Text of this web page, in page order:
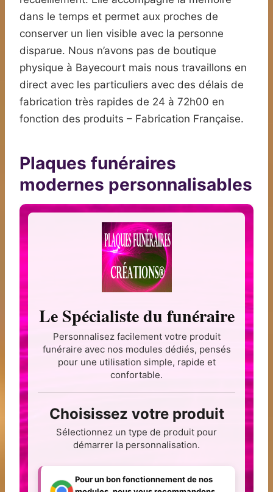
dans le temps et permet aux proches de
conserver un lien visible avec la personne
disparue. Nous n’avons pas de boutique
physique à Bayecourt mais nous travaillons en
direct avec les particuliers avec des délais de
fabrication très rapides de 24 à 72h00 en
fonction des produits – Fabrication Française.
Plaques funéraires
modernes personnalisables
Le Spécialiste du funéraire
Personnalisez facilement votre produit
funéraire avec nos modules dédiés, pensés
pour une utilisation simple, rapide et
confortable.
Choisissez votre produit
Sélectionnez un type de produit pour
démarrer la personnalisation.
Pour un bon fonctionnement de nos